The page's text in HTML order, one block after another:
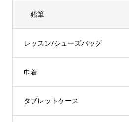
鉛筆
レッスン/シューズバッグ
巾着
タブレットケース